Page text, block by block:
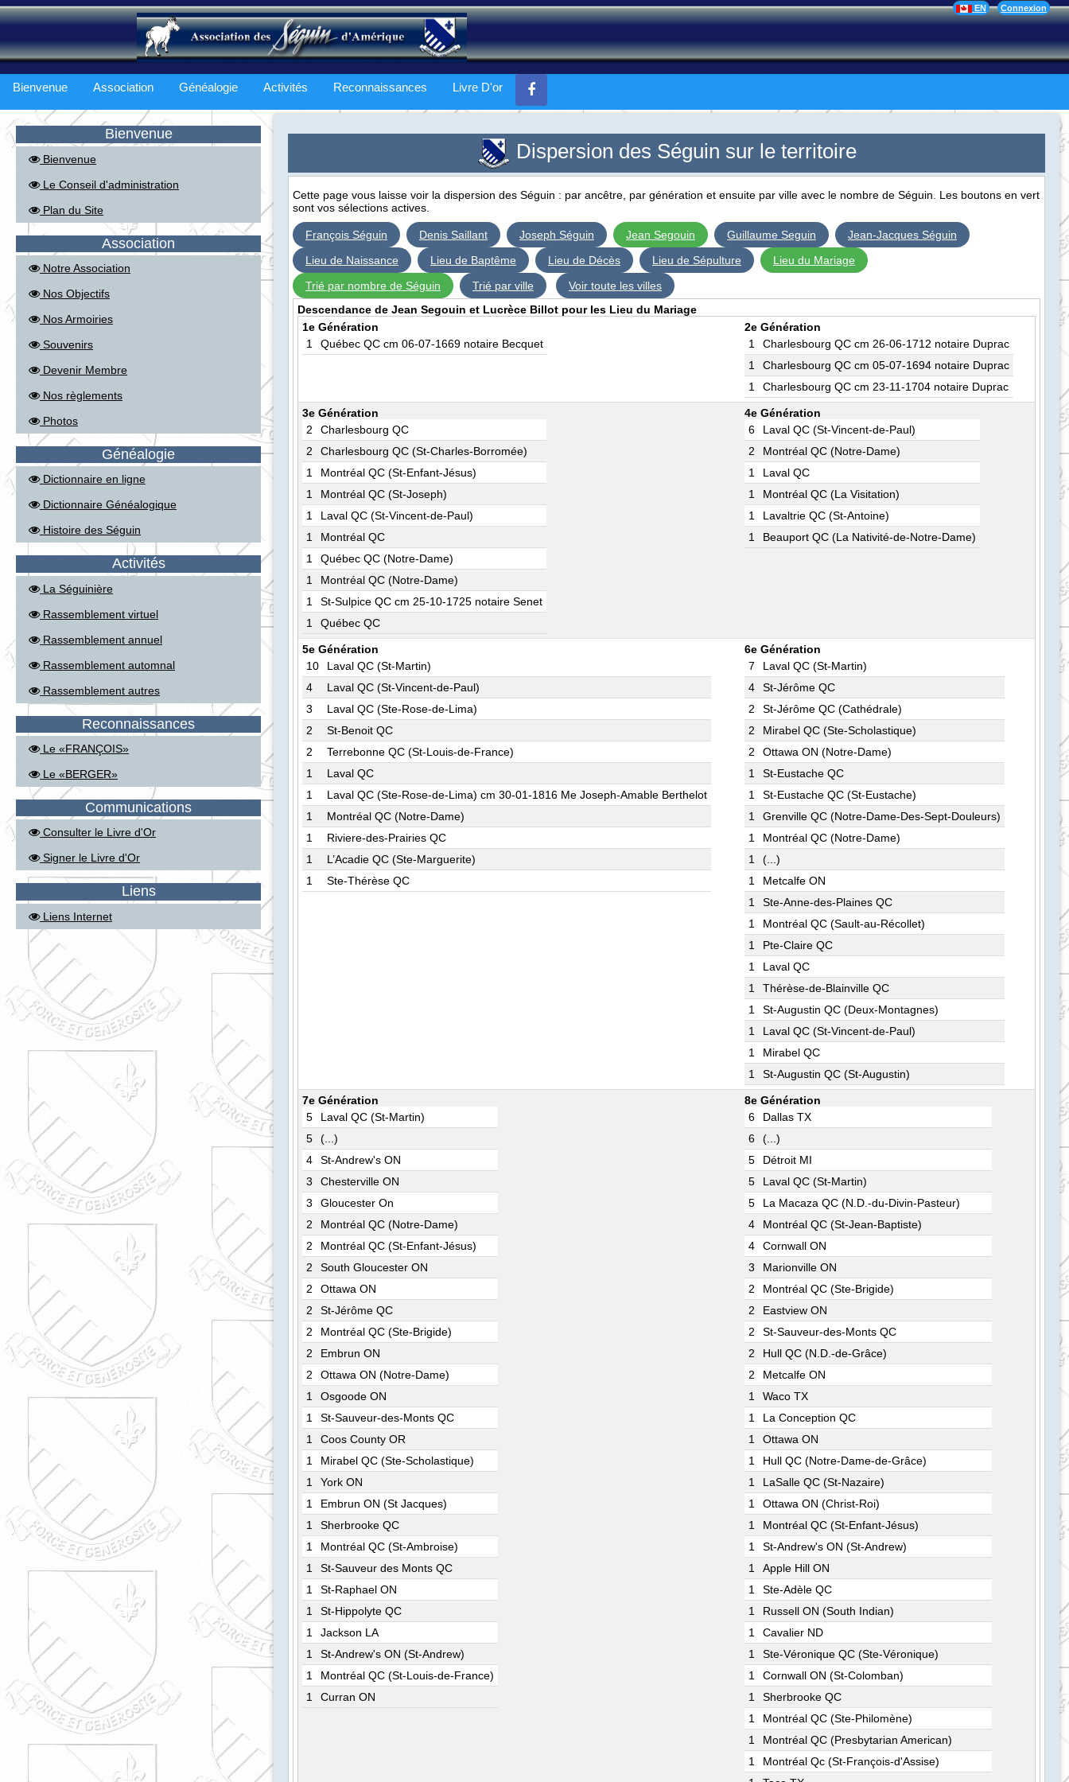
Connexion
EN
Bienvenue Association Généalogie Activités Reconnaissances Livre D'or
Bienvenue
Bienvenue
Le Conseil d'administration
Plan du Site
Association
Notre Association
Nos Objectifs
Nos Armoiries
Souvenirs
Devenir Membre
Nos règlements
Photos
Généalogie
Dictionnaire en ligne
Dictionnaire Généalogique
Histoire des Séguin
Activités
La Séguinière
Rassemblement virtuel
Rassemblement annuel
Rassemblement automnal
Rassemblement autres
Reconnaissances
Le «FRANÇOIS»
Le «BERGER»
Communications
Consulter le Livre d'Or
Signer le Livre d'Or
Liens
Liens Internet
Dispersion des Séguin sur le territoire
Cette page vous laisse voir la dispersion des Séguin : par ancêtre, par génération et ensuite par ville avec le nombre de Séguin. Les boutons en vert
sont vos sélections actives.
François Séguin Denis Saillant Joseph Séguin Jean Segouin Guillaume Seguin
Jean-Jacques Séguin
Lieu de Naissance
Lieu de Baptême Lieu de Décès Lieu de Sépulture
Lieu du Mariage
Trié par nombre de Séguin
Trié par ville
Voir toute les villes
Descendance de Jean Segouin et Lucrèce Billot pour les Lieu du Mariage
1e Génération
1
Québec QC cm 06-07-1669 notaire Becquet
2e Génération
1
Charlesbourg QC cm 26-06-1712 notaire Duprac
1
Charlesbourg QC cm 05-07-1694 notaire Duprac
1
Charlesbourg QC cm 23-11-1704 notaire Duprac
3e Génération
2
Charlesbourg QC
2
Charlesbourg QC (St-Charles-Borromée)
1
Montréal QC (St-Enfant-Jésus)
1
Montréal QC (St-Joseph)
1
Laval QC (St-Vincent-de-Paul)
1
Montréal QC
1
Québec QC (Notre-Dame)
1
Montréal QC (Notre-Dame)
1
St-Sulpice QC cm 25-10-1725 notaire Senet
1
Québec QC
4e Génération
6
Laval QC (St-Vincent-de-Paul)
2
Montréal QC (Notre-Dame)
1
Laval QC
1
Montréal QC (La Visitation)
1
Lavaltrie QC (St-Antoine)
1
Beauport QC (La Nativité-de-Notre-Dame)
5e Génération
10
Laval QC (St-Martin)
4
Laval QC (St-Vincent-de-Paul)
3
Laval QC (Ste-Rose-de-Lima)
2
St-Benoit QC
2
Terrebonne QC (St-Louis-de-France)
1
Laval QC
1
Laval QC (Ste-Rose-de-Lima) cm 30-01-1816 Me Joseph-Amable Berthelot
1
Montréal QC (Notre-Dame)
1
Riviere-des-Prairies QC
1
L’Acadie QC (Ste-Marguerite)
1
Ste-Thérèse QC
6e Génération
7
Laval QC (St-Martin)
4
St-Jérôme QC
2
St-Jérôme QC (Cathédrale)
2
Mirabel QC (Ste-Scholastique)
2
Ottawa ON (Notre-Dame)
1
St-Eustache QC
1
St-Eustache QC (St-Eustache)
1
Grenville QC (Notre-Dame-Des-Sept-Douleurs)
1
Montréal QC (Notre-Dame)
1
(...)
1
Metcalfe ON
1
Ste-Anne-des-Plaines QC
1
Montréal QC (Sault-au-Récollet)
1
Pte-Claire QC
1
Laval QC
1
Thérèse-de-Blainville QC
1
St-Augustin QC (Deux-Montagnes)
1
Laval QC (St-Vincent-de-Paul)
1
Mirabel QC
1
St-Augustin QC (St-Augustin)
7e Génération
5
Laval QC (St-Martin)
5
(...)
4
St-Andrew's ON
3
Chesterville ON
3
Gloucester On
2
Montréal QC (Notre-Dame)
2
Montréal QC (St-Enfant-Jésus)
2
South Gloucester ON
2
Ottawa ON
2
St-Jérôme QC
2
Montréal QC (Ste-Brigide)
2
Embrun ON
2
Ottawa ON (Notre-Dame)
1
Osgoode ON
1
St-Sauveur-des-Monts QC
1
Coos County OR
1
Mirabel QC (Ste-Scholastique)
1
York ON
1
Embrun ON (St Jacques)
1
Sherbrooke QC
1
Montréal QC (St-Ambroise)
1
St-Sauveur des Monts QC
1
St-Raphael ON
1
St-Hippolyte QC
1
Jackson LA
1
St-Andrew's ON (St-Andrew)
1
Montréal QC (St-Louis-de-France)
1
Curran ON
8e Génération
6
Dallas TX
6
(...)
5
Détroit MI
5
Laval QC (St-Martin)
5
La Macaza QC (N.D.-du-Divin-Pasteur)
4
Montréal QC (St-Jean-Baptiste)
4
Cornwall ON
3
Marionville ON
2
Montréal QC (Ste-Brigide)
2
Eastview ON
2
St-Sauveur-des-Monts QC
2
Hull QC (N.D.-de-Grâce)
2
Metcalfe ON
1
Waco TX
1
La Conception QC
1
Ottawa ON
1
Hull QC (Notre-Dame-de-Grâce)
1
LaSalle QC (St-Nazaire)
1
Ottawa ON (Christ-Roi)
1
Montréal QC (St-Enfant-Jésus)
1
St-Andrew's ON (St-Andrew)
1
Apple Hill ON
1
Ste-Adèle QC
1
Russell ON (South Indian)
1
Cavalier ND
1
Ste-Véronique QC (Ste-Véronique)
1
Cornwall ON (St-Colomban)
1
Sherbrooke QC
1
Montréal QC (Ste-Philomène)
1
Montréal QC (Presbytarian American)
1
Montréal Qc (St-François-d'Assise)